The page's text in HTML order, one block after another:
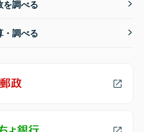
を調べる
・調べる